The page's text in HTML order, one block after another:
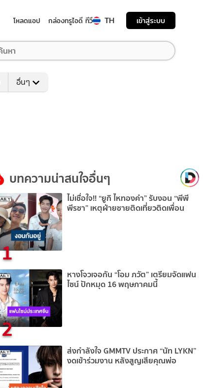
โหลดแอป กล่องทรูไอดี ทีวี TH เข้าสู่ระบบ
อื่นๆ
บทความน่าสนใจอื่นๆ
1
ไม่เชื่อใจ!! “ยูกิ ไหทองคำ” รับงอน “พีพี
พีรชา” เหตุฝ่ายชายติดเที่ยวติดเพื่อน
2
หางโจวเจอกัน “โอม ภวัต” เตรียมจัดแฟน
ไซน์ ปักหมุด 16 พฤษภาคมนี้
ส่งกำลังใจ GMMTV ประกาศ “นัท LYKN”
งดเข้าร่วมงาน หลังสูญเสียคุณพ่อ